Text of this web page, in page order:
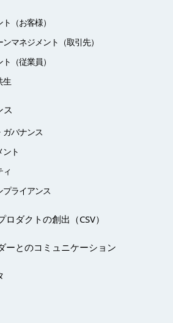
（お客様）
マネジメント（取引先）
（従業員）
生
ス
ガバナンス
ント
ィ
ライアンス
ダクトの創出（CSV）
ーとのコミュニケーション